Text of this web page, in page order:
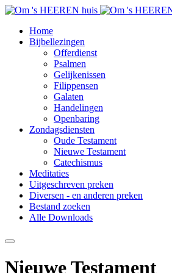
Home
Bijbellezingen
Offerdienst
Psalmen
Gelijkenissen
Filippensen
Galaten
Handelingen
Openbaring
Zondagsdiensten
Oude Testament
Nieuwe Testament
Catechismus
Meditaties
Uitgeschreven preken
Diversen - en anderen preken
Bestand zoeken
Alle Downloads
Nieuwe Testament